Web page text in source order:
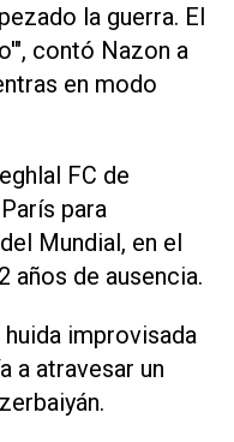
la guerra. El
contó Nazon a
en modo
FC de
para
Mundial, en el
años de ausencia.
huida improvisada
a atravesar un